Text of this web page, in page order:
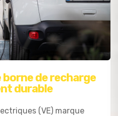
de recharge
durable
(VE) marque